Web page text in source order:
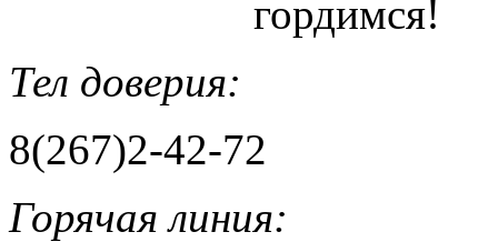
гордимся!
Тел доверия:
8(267)2-42-72
Горячая линия: